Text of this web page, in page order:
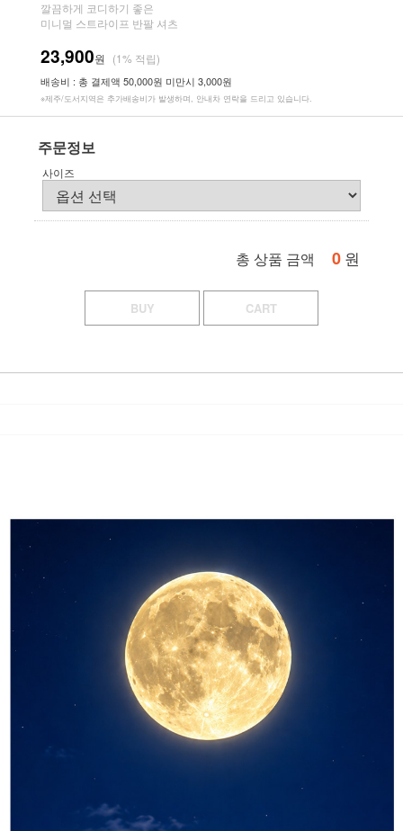
깔끔하게 코디하기 좋은
미니멀 스트라이프 반팔 셔츠
23,900원 (1% 적립)
배송비 : 총 결제액 50,000원 미만시 3,000원
※제주/도서지역은 추가배송비가 발생하며, 안내차 연락을 드리고 있습니다.
주문정보
사이즈
총 상품 금액 0 원
BUY CART